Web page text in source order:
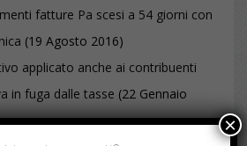
fatture Pa scesi a 54 giorni con
(19 Agosto 2016)
applicato anche ai contribuenti
in fuga dalle tasse (22 Gennaio
×